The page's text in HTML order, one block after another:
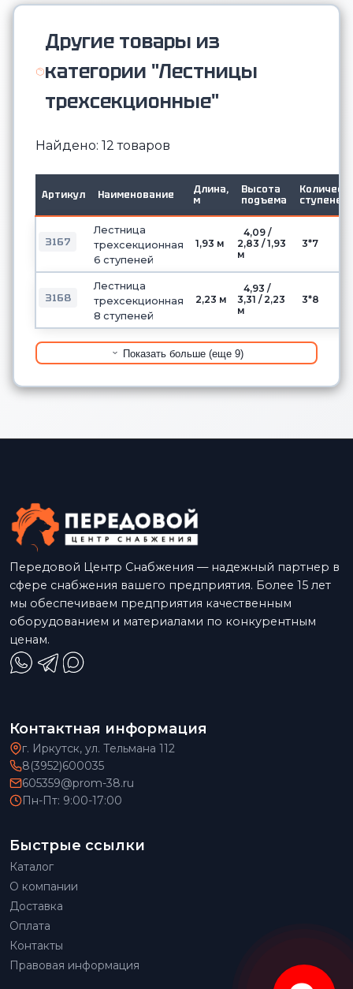
Другие товары из
категории "Лестницы
трехсекционные"
Найдено: 12 товаров
Артикул Наименование
Длина,
м
Высота
подъема
ступеней
3167
Лестница
трехсекционная
6 ступеней
1,93 м
4,09 /
2,83 / 1,93
м
3*7
3168
Лестница
трехсекционная
8 ступеней
2,23 м
4,93 /
3,31 / 2,23
м
3*8
Показать больше (еще 9)
Передовой Центр Снабжения — надежный партнер в
сфере снабжения вашего предприятия. Более 15 лет
мы обеспечиваем предприятия качественным
оборудованием и материалами по конкурентным
ценам.
Контактная информация
г. Иркутск, ул. Тельмана 112
8(3952)600035
605359@prom-38.ru
Пн-Пт: 9:00-17:00
Быстрые ссылки
Каталог
О компании
Доставка
Оплата
Контакты
Правовая информация